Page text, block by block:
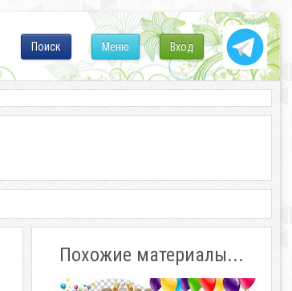
Вход
Меню
Поиск
Похожие материалы...